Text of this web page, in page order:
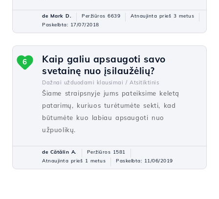
de Mark D. Peržiūros 6639
Atnaujinta prieš 3 metus
Paskelbta: 17/07/2018
Kaip galiu apsaugoti savo
svetainę nuo įsilaužėlių?
Dažnai užduodami klausimai / Atsitiktinis
Šiame straipsnyje jums pateiksime keletą
patarimų, kuriuos turėtumėte sekti, kad
būtumėte kuo labiau apsaugoti nuo
užpuolikų.
6
de Cătălin A.
Peržiūros 1581
Atnaujinta prieš 1 metus
Paskelbta: 11/06/2019